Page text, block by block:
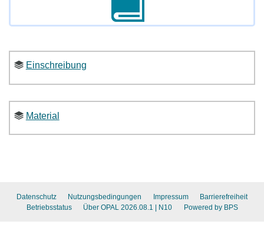
Einschreibung
Material
Datenschutz Nutzungsbedingungen Impressum
Barrierefreiheit
Betriebsstatus
Über OPAL 2026.08.1 | N10 Powered by BPS